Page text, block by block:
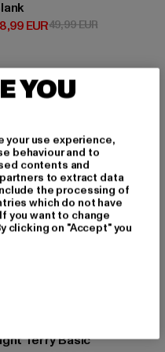
49,99 EUR
EUR
courant: 28,99 EUR
49,99 EURPrix en
79,99 EUR
Terry Basic
YOU
your use experience,
behaviour and to
contents and
to extract data
the processing of
which do not have
you want to change
clicking on "Accept" you